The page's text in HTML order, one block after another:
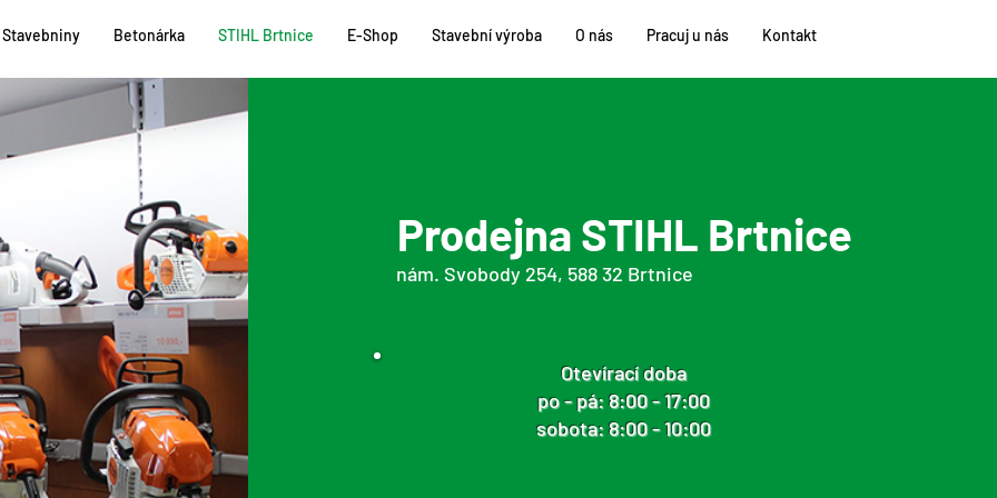
Stavebniny Betonárka STIHL Brtnice E-Shop Stavební výroba O nás Pracuj u nás Kontakt
Prodejna STIHL Brtnice
nám. Svobody 254, 588 32 Brtnice
Otevírací doba
po - pá: 8:00 - 17:00
sobota: 8:00 - 10:00